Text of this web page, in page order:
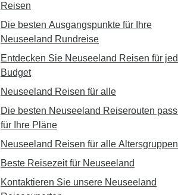
Reisen
Die besten Ausgangspunkte für Ihre
Neuseeland Rundreise
Entdecken Sie Neuseeland Reisen für
Budget
Neuseeland Reisen für alle
Die besten Neuseeland Reiserouten
für Ihre Pläne
Neuseeland Reisen für alle Altersgruppen
Beste Reisezeit für Neuseeland
Kontaktieren Sie unsere Neuseeland